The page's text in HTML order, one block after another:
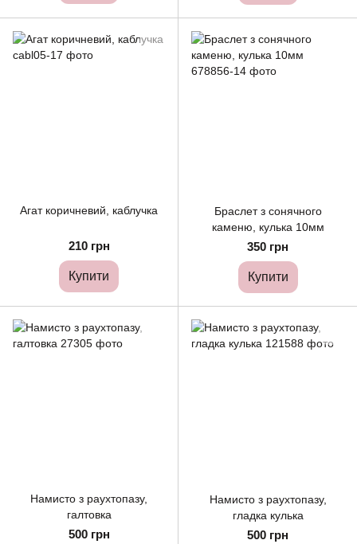
Агат коричневий, каблучка
210 грн
Купити
Браслет з сонячного
каменю, кулька 10мм
350 грн
Купити
Намисто з раухтопазу,
галтовка
500 грн
Намисто з раухтопазу,
гладка кулька
500 грн